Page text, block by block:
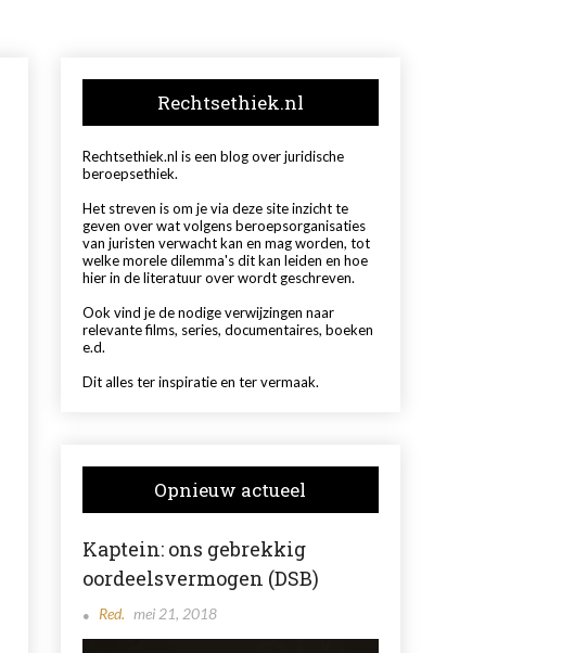
Rechtsethiek.nl
Rechtsethiek.nl is een blog over juridische
beroepsethiek.
Het streven is om je via deze site inzicht te
geven over wat volgens beroepsorganisaties
van juristen verwacht kan en mag worden, tot
welke morele dilemma's dit kan leiden en hoe
hier in de literatuur over wordt geschreven.
Ook vind je de nodige verwijzingen naar
relevante films, series, documentaires, boeken
e.d.
Dit alles ter inspiratie en ter vermaak.
Opnieuw actueel
Kaptein: ons gebrekkig
oordeelsvermogen (DSB)
Red. mei 21, 2018